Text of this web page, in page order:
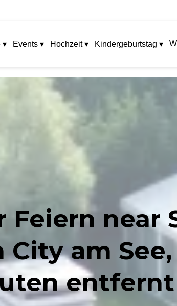
▾ Events ▾ Hochzeit ▾ Kindergeburtstag ▾
near
City am
entfernt